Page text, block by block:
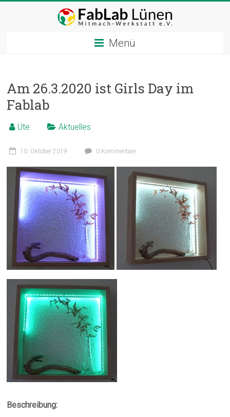
Menü
Am 26.3.2020 ist Girls Day im
Fablab
Ute Aktuelles
10. Oktober 2019 0 Kommentare
Beschreibung: